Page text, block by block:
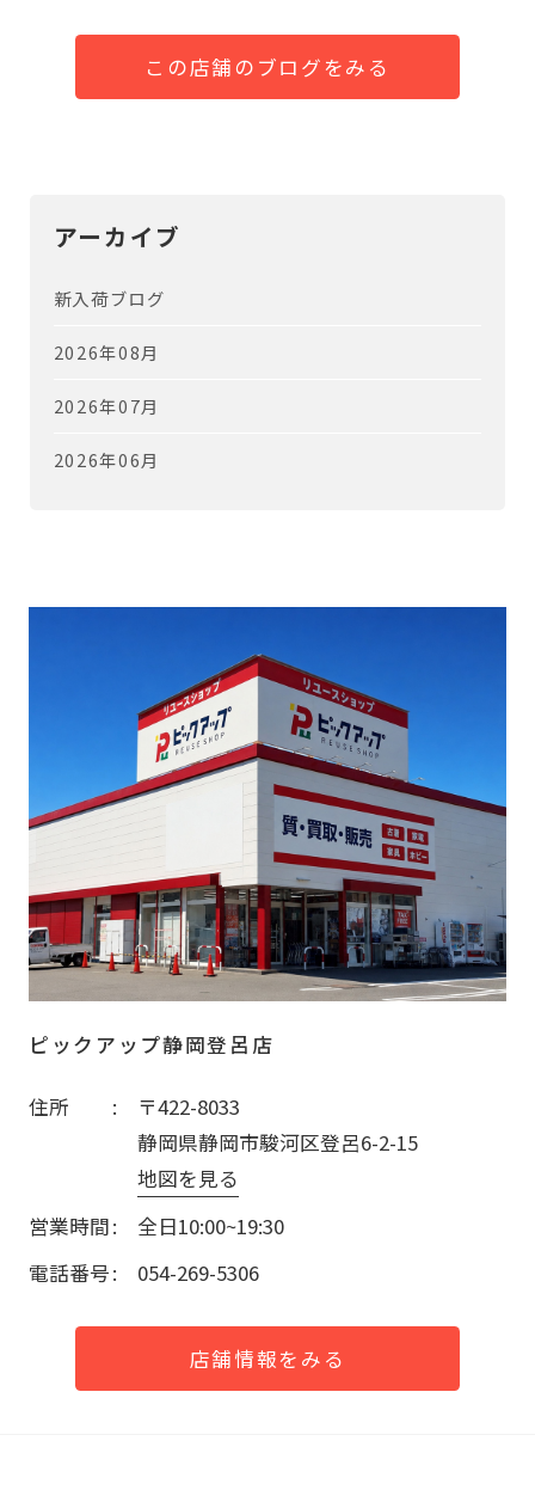
この店舗のブログをみる
アーカイブ
新入荷ブログ
2026年08月
2026年07月
2026年06月
ピックアップ静岡登呂店
住所
〒422-8033
静岡県静岡市駿河区登呂6-2-15
地図を見る
営業時間
全日10:00~19:30
電話番号
054-269-5306
店舗情報をみる